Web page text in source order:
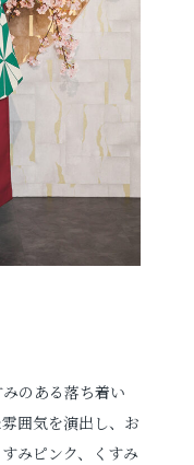
のある落ち着い
囲気を演出し、お
みピンク、くすみ